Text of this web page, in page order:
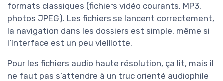
formats classiques (fichiers vidéo courants, MP3,
photos JPEG). Les fichiers se lancent correctement,
la navigation dans les dossiers est simple, même si
l’interface est un peu vieillotte.
Pour les fichiers audio haute résolution, ça lit, mais il
ne faut pas s’attendre à un truc orienté audiophile